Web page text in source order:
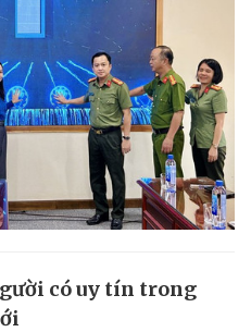
có uy tín trong